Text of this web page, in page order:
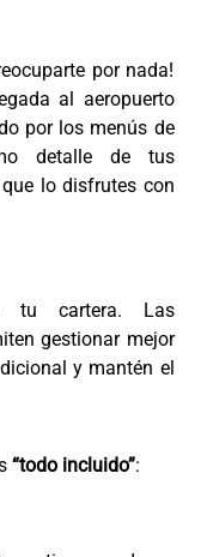
por nada!
al aeropuerto
por los menús de
detalle de tus
lo disfrutes con
tu cartera. Las
gestionar mejor
y mantén el
“todo incluido”: